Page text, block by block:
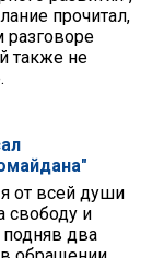
прочитал,
разговоре
также не
от всей души
свободу и
два